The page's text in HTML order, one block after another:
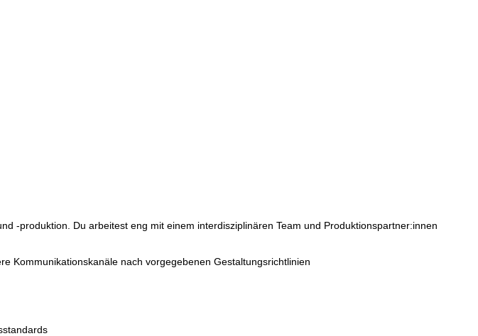
-produktion. Du arbeitest eng mit einem interdisziplinären Team und Produktionspartner:innen
Kommunikationskanäle nach vorgegebenen Gestaltungsrichtlinien